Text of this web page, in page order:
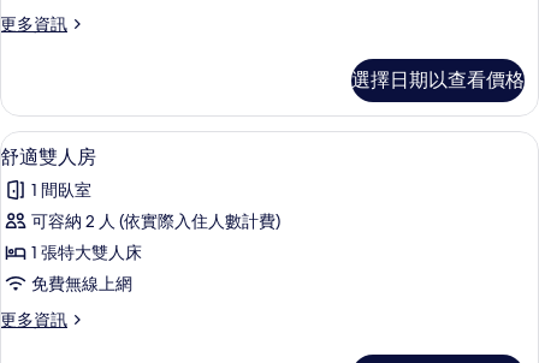
房
所
有
相
片
更多資訊
更
雙
人
房
詳
情
選擇日期以查看價格
顯
示
舒
適
雙
房
9
舒適雙人房
1 間臥室
可容納 2 人 (依實際入住人數計費)
1 張特大雙人床
免費無線上網
更多資訊
更